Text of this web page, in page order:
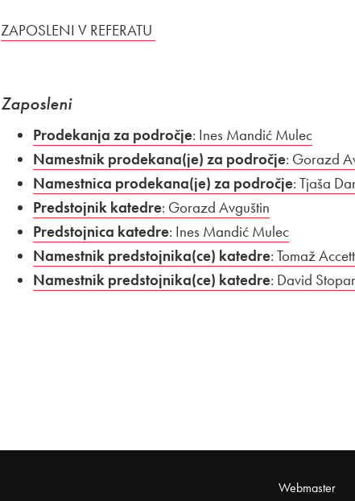
Zunanja povezava na
ZAPOSLENI V REFERATU
Zaposleni
Prodekanja za področje: Ines Mandić Mulec
Namestnik prodekana(je) za področje: Gorazd
Namestnica prodekana(je) za področje: Tjaša
Predstojnik katedre: Gorazd Avguštin
Predstojnica katedre: Ines Mandić Mulec
Namestnik predstojnika(ce) katedre: Tomaž
Namestnik predstojnika(ce) katedre: David Stopar
Webmaster